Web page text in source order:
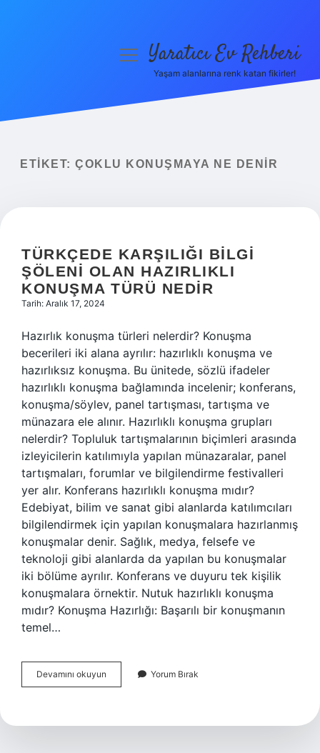
Yasal Uyarı
menüyüYaratıcı Ev Rehberi
Yaşam alanlarına renk katan fikirler!
ETIKET: ÇOKLU KONUŞMAYA NE DENIR
TÜRKÇEDE KARŞILIĞI BILGI
ŞÖLENI OLAN HAZIRLIKLI
KONUŞMA TÜRÜ NEDIR
Tarih: Aralık 17, 2024
Hazırlık konuşma türleri nelerdir? Konuşma
becerileri iki alana ayrılır: hazırlıklı konuşma ve
hazırlıksız konuşma. Bu ünitede, sözlü ifadeler
hazırlıklı konuşma bağlamında incelenir; konferans,
konuşma/söylev, panel tartışması, tartışma ve
münazara ele alınır. Hazırlıklı konuşma grupları
nelerdir? Topluluk tartışmalarının biçimleri arasında
izleyicilerin katılımıyla yapılan münazaralar, panel
tartışmaları, forumlar ve bilgilendirme festivalleri
yer alır. Konferans hazırlıklı konuşma mıdır?
Edebiyat, bilim ve sanat gibi alanlarda katılımcıları
bilgilendirmek için yapılan konuşmalara hazırlanmış
konuşmalar denir. Sağlık, medya, felsefe ve
teknoloji gibi alanlarda da yapılan bu konuşmalar
iki bölüme ayrılır. Konferans ve duyuru tek kişilik
konuşmalara örnektir. Nutuk hazırlıklı konuşma
mıdır? Konuşma Hazırlığı: Başarılı bir konuşmanın
temel…
Devamını okuyun Türkçede
Karşılığı
Olan
Yorum Bırak